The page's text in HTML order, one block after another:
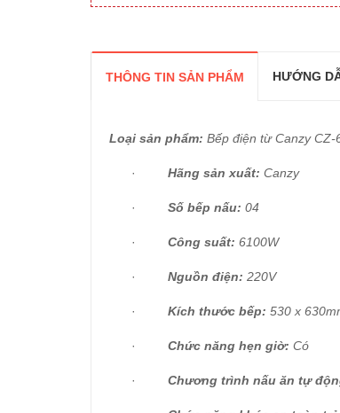
THÔNG TIN SẢN PHẨM HƯỚNG
Loại sản phẩm: Bếp điện từ Canzy CZ-
· Hãng sản xuất: Canzy
· Số bếp nấu: 04
· Công suất: 6100W
· Nguồn điện: 220V
· Kích thước bếp: 530 x
· Chức năng hẹn giờ: Có
· Chương trình nấu ăn tự